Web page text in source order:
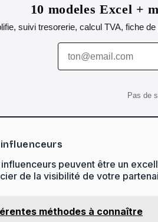
10 modeles Excel +
suivi tresorerie, calcul TVA, fiche
Pas de
peuvent être un
de la visibilité de votre
méthodes à connaître